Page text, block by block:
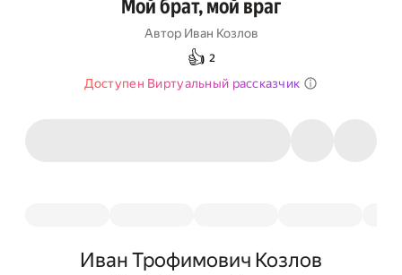
Мой брат, мой враг
Автор Иван Козлов
👍 2
Доступен Виртуальный рассказчик
Иван Трофимович Козлов